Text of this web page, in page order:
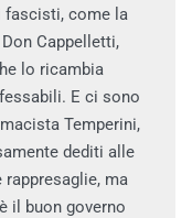
fascisti, come la
Cappelletti,
lo ricambia
E ci sono
Temperini,
dediti alle
ma
il buon governo